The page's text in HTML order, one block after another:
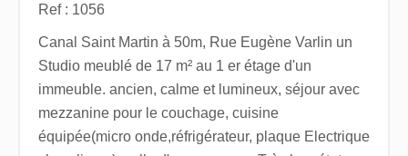
Ref : 1056
Canal Saint Martin à 50m, Rue Eugène Varlin un
Studio meublé de 17 m² au 1 er étage d'un
immeuble. ancien, calme et lumineux, séjour avec
mezzanine pour le couchage, cuisine
équipée(micro onde,réfrigérateur, plaque Electrique